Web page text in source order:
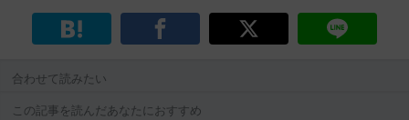
合わせて読みたい
この記事を読んだあなたにおすすめ